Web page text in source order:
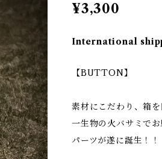
¥3,300
International
【BUTTON】
素材にこだわり、箱
一生物の火バサミで
パーツが遂に誕生！！